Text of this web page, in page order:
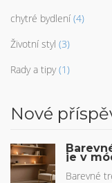
chytré bydlení (4)
Životní styl (3)
Rady a tipy (1)
Nové
je v
bytě
Barevné